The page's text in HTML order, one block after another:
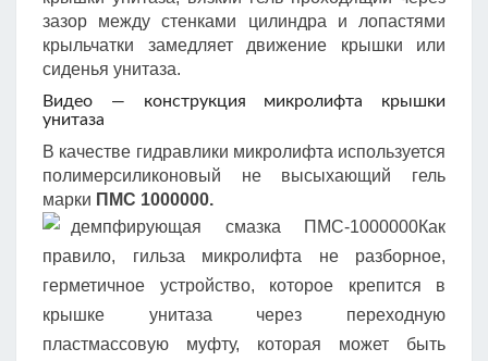
зазор между стенками цилиндра и лопастями
крыльчатки замедляет движение крышки или
сиденья унитаза.
Видео — конструкция микролифта крышки
унитаза
В качестве гидравлики микролифта используется
полимерсиликоновый не высыхающий гель
марки ПМС 1000000.
демпфирующая смазка ПМС-1000000Как
правило, гильза микролифта не разборное,
герметичное устройство, которое крепится в
крышке унитаза через переходную
пластмассовую муфту, которая может быть